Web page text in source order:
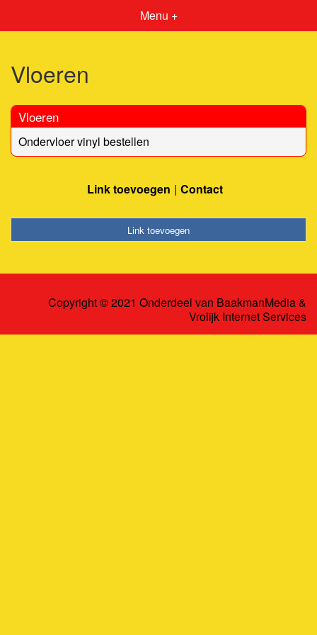
Menu +
Vloeren
Vloeren
Ondervloer vinyl bestellen
Link toevoegen Contact
Link toevoegen
Copyright © 2021 Onderdeel van BaakmanMedia&
Vrolijk Internet Services